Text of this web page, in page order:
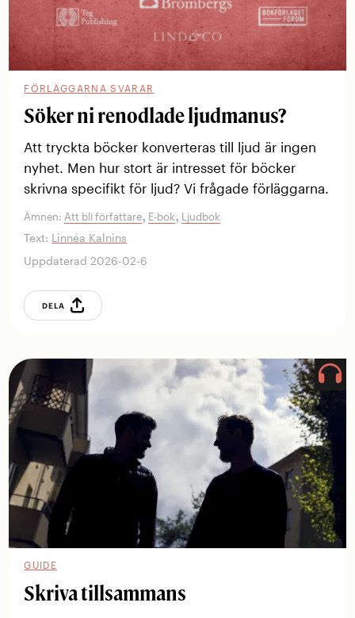
FÖRLÄGGARNA SVARAR
Söker ni renodlade ljudmanus?
Att tryckta böcker konverteras till ljud är ingen
nyhet. Men hur stort är intresset för böcker
skrivna specifikt för ljud? Vi frågade förläggarna.
Ämnen: Att bli författare, E-bok, Ljudbok
Text: Linnéa Kalnins
Uppdaterad 2026-02-6
DELA
GUIDE
Skriva ­tillsammans